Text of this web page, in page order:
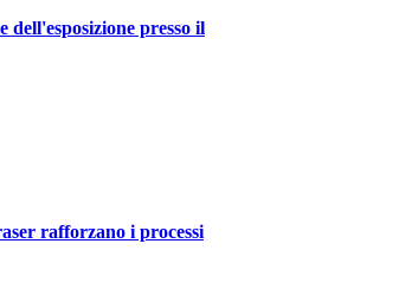
dell'esposizione presso il
rafforzano i processi